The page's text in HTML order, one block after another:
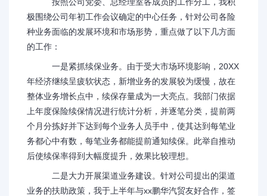
极围绕公司年初工作会议确定的中心任务，针对公司各险
种业务面临的发展环境和市场形势，重点做了以下几方面
的工作：
一是紧抓续保业务。由于受大市场环境影响，20XX
年经济继续呈疲软状态，新增业务的发展较为缓慢，故在
整体业务增长点中，续保存量成为一大亮点。我部门依据
上年度保险续保情况进行统计分析，并逐笔分类，提前两
个月分拣好并下达到每个业务人员手中，使其达到每笔业
务都心中有数，每笔业务都能提前通知续保。此举自推动
后使续保率得到大幅度提升，效果比较理想。
二是大力开展渠道业务建设。针对公司提出的渠道
业务的扶助政策，我于上半年与xx鹏华汽贸友好合作，签